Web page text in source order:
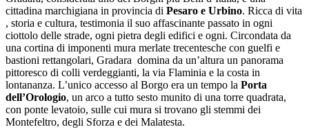
cittadina marchigiana in provincia di Pesaro e Urbino. Ricca di vita
, storia e cultura, testimonia il suo affascinante passato in ogni
ciottolo delle strade, ogni pietra degli edifici e ogni. Circondata da
una cortina di imponenti mura merlate trecentesche con guelfi e
bastioni rettangolari, Gradara domina da un’altura un panorama
pittoresco di colli verdeggianti, la via Flaminia e la costa in
lontananza. L’unico accesso al Borgo era un tempo la Porta
dell’Orologio, un arco a tutto sesto munito di una torre quadrata,
con ponte levatoio, sulle cui mura si trovano gli stemmi dei
Montefeltro, degli Sforza e dei Malatesta.